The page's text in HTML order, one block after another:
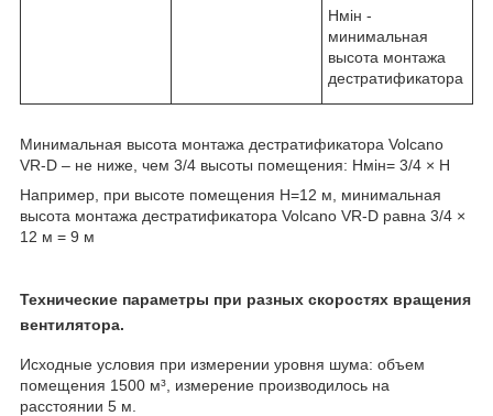
Нмін -
минимальная
высота монтажа
дестратификатора
Минимальная высота монтажа дестратификатора Volcano
VR-D – не ниже, чем 3/4 высоты помещения: Hмін= 3/4 × Н
Например, при высоте помещения H=12 м, минимальная
высота монтажа дестратификатора Volcano VR-D равна 3/4 ×
12 м = 9 м
Технические параметры при разных скоростях вращения
вентилятора.
Исходные условия при измерении уровня шума: объем
помещения 1500 м³, измерение производилось на
расстоянии 5 м.